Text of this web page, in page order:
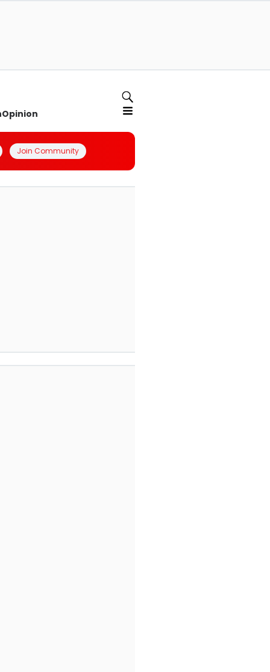
Opinion
Join Community